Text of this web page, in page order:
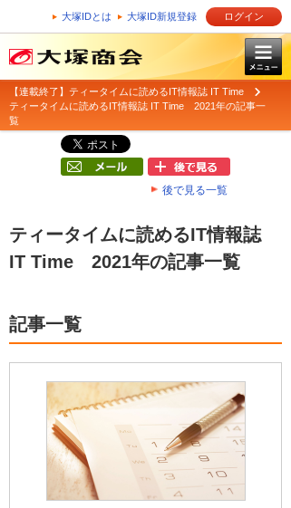
大塚IDとは 大塚ID新規登録 ログイン
【連載終了】ティータイムに読めるIT情報誌 IT Time
ティータイムに読めるIT情報誌 IT Time 2021年の記事一
覧
後で見る一覧
ティータイムに読めるIT情報誌
IT Time 2021年の記事一覧
記事一覧